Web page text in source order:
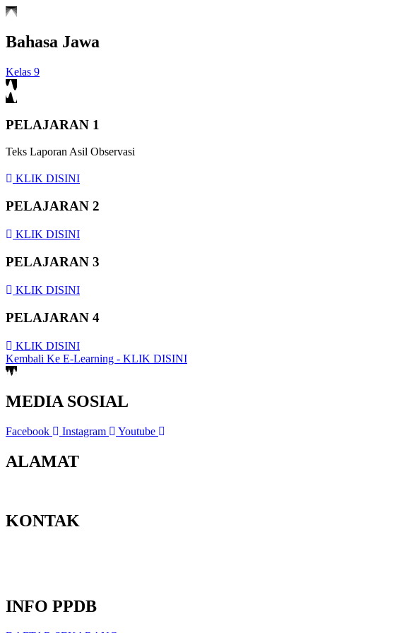
Bahasa Jawa
Kelas 9
PELAJARAN 1
Teks Laporan Asil Observasi
KLIK DISINI
PELAJARAN 2
KLIK DISINI
PELAJARAN 3
KLIK DISINI
PELAJARAN 4
KLIK DISINI
Kembali Ke E-Learning - KLIK DISINI
MEDIA SOSIAL
Facebook Instagram Youtube
ALAMAT
KONTAK
INFO PPDB